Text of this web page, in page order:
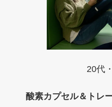
20代
酸素カプセル＆トレ